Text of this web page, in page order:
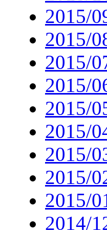
2015/
2015/
2015/
2015/
2015/
2015/
2015/
2015/
2015/
2014/